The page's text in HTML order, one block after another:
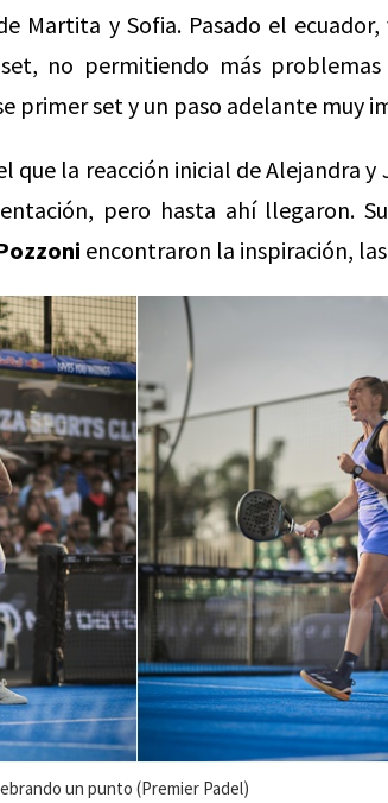
Martita y Sofia. Pasado el
no permitiendo más problemas
primer set y un paso adelante muy
que la reacción inicial de Alejandra y
pero hasta ahí llegaron.
encontraron la inspiración,
un punto (Premier Padel)